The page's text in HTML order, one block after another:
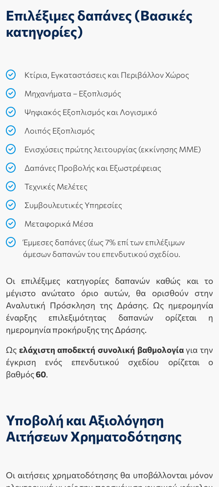
Επιλέξιμες δαπάνες (Βασικές
κατηγορίες)
Κτίρια, Εγκαταστάσεις και Περιβάλλον Χώρος
Μηχανήματα – Εξοπλισμός
Ψηφιακός Εξοπλισμός και Λογισμικό
Λοιπός Εξοπλισμός
Ενισχύσεις πρώτης λειτουργίας (εκκίνησης ΜΜΕ)
Δαπάνες Προβολής και Εξωστρέφειας
Τεχνικές Μελέτες
Συμβουλευτικές Υπηρεσίες
Μεταφορικά Μέσα
Έμμεσες δαπάνες (έως 7% επί των επιλέξιμων
άμεσων δαπανών του επενδυτικού σχεδίου.
Οι επιλέξιμες κατηγορίες δαπανών καθώς και το
μέγιστο ανώτατο όριο αυτών, θα ορισθούν στην
Αναλυτική Πρόσκληση της Δράσης. Ως ημερομηνία
έναρξης επιλεξιμότητας δαπανών ορίζεται η
ημερομηνία προκήρυξης της Δράσης.
Ως ελάχιστη αποδεκτή συνολική βαθμολογίαγια την
έγκριση ενός επενδυτικού σχεδίου ορίζεται ο
βαθμός60.
Υποβολή και Αξιολόγηση
Αιτήσεων Χρηματοδότησης
Οι αιτήσεις χρηματοδότησης θα υποβάλλονται μόνον